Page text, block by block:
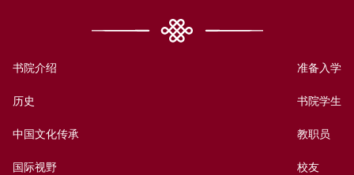
书院介绍
历史
中国文化传承
国际视野
准备入学
书院学生
教职员
校友